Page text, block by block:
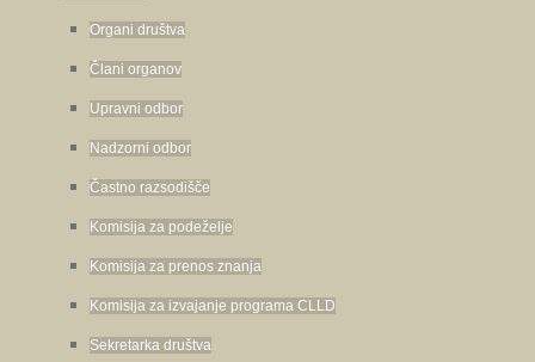
Organi društva
Člani organov
Upravni odbor
Nadzorni odbor
Častno razsodišče
Komisija za podeželje
Komisija za prenos znanja
Komisija za izvajanje programa CLLD
Sekretarka društva